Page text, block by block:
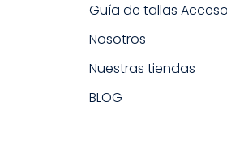
Guía de tallas
Nosotros
Nuestras tiendas
BLOG